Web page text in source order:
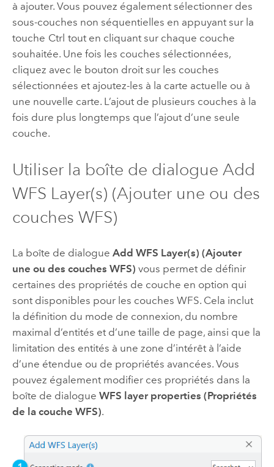
à ajouter. Vous pouvez également sélectionner des
sous-couches non séquentielles en appuyant sur la
touche Ctrl tout en cliquant sur chaque couche
souhaitée. Une fois les couches sélectionnées,
cliquez avec le bouton droit sur les couches
sélectionnées et ajoutez-les à la carte actuelle ou à
une nouvelle carte. L’ajout de plusieurs couches à la
fois dure plus longtemps que l’ajout d’une seule
couche.
Utiliser la boîte de dialogue Add
WFS Layer(s) (Ajouter une ou des
couches WFS)
La boîte de dialogue Add WFS Layer(s) (Ajouter
une ou des couches WFS) vous permet de définir
certaines des propriétés de couche en option qui
sont disponibles pour les couches WFS. Cela inclut
la définition du mode de connexion, du nombre
maximal d’entités et d’une taille de page, ainsi que la
limitation des entités à une zone d’intérêt à l’aide
d’une étendue ou de propriétés avancées. Vous
pouvez également modifier ces propriétés dans la
boîte de dialogue WFS layer properties (Propriétés
de la couche WFS).